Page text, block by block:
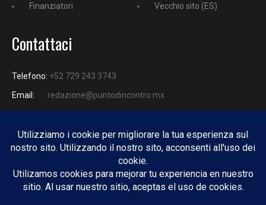
Finanziatori Vecchio sito (ES)
Contattaci
Telefono: +52 729 243 3743
Email:
redazione@puntodincontro.mx
PUNTODINCONTRO